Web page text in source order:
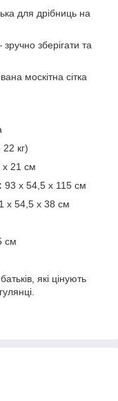
для дрібниць на
зберігати та
москітна сітка
кг)
х 21 см
93 х 54,5 х 115 см
х 54,5 х 38 см
см
які цінують